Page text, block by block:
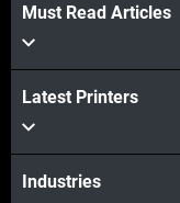
더보기
더보기
Must Read Articles
Latest Printers
Industries